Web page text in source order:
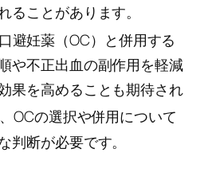
ることがあります。
避妊薬（OC）と併用する
や不正出血の副作用を軽減
果を高めることも期待され
OCの選択や併用について
判断が必要です。